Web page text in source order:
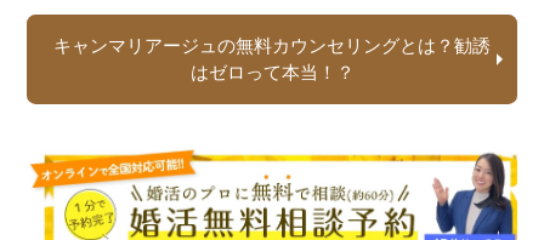
キャンマリアージュの無料カウンセリングとは？勧誘
はゼロって本当！？